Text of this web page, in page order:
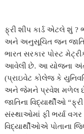
ફ્રી શીપ કાર્ડ એટલે શું ?
અને અનુસૂચિત જન
ભારત સરકાર પોસ્ટ
આવેલી છે. આ યોજના
(પ્રાઇવેટ કોલેજ કે
અને જેમને પ્રવેશ મળેલ
જાતિના વિદ્યાર્થીઓ
સંસ્થાઓમાં ફી ભર્યા
વિદ્યાર્થીઓએ પોતાના